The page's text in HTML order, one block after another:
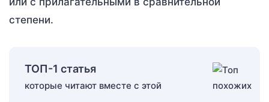
степени.
ТОП-1 статья
которые читают вместе с этой